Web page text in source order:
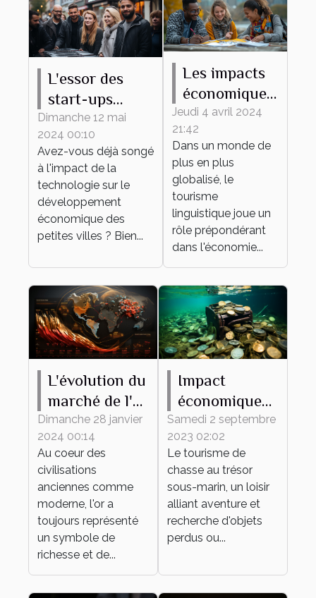
L'essor des
start-ups
technologiques
dans les
petites villes
Dimanche 12 mai
2024 00:10
Avez-vous déjà songé
à l'impact de la
technologie sur le
développement
économique des
petites villes ? Bien...
Les impacts
économiques
du tourisme
linguistique
sur les villes
canadiennes
Jeudi 4 avril 2024
21:42
Dans un monde de
plus en plus
globalisé, le
tourisme
linguistique joue un
rôle prépondérant
dans l'économie...
L'évolution du
marché de l'or
et comment
en profiter
Dimanche 28 janvier
2024 00:14
Au coeur des
civilisations
anciennes comme
moderne, l'or a
toujours représenté
un symbole de
richesse et de...
Impact
économique
du tourisme
de chasse au
trésor sous-
marin
Samedi 2 septembre
2023 02:02
Le tourisme de
chasse au trésor
sous-marin, un loisir
alliant aventure et
recherche d'objets
perdus ou...